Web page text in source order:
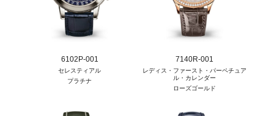
6102P-001
セレスティアル
プラチナ
7140R-001
レディス・ファースト・パーペチュア
ル・カレンダー
ローズゴールド